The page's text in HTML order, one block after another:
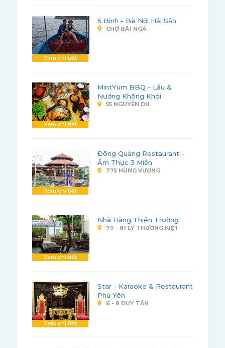
Xem chi tiết
5 Binh - Bè Nổi Hải Sản
CHỢ BÃI NGÀ
Xem chi tiết
MintYum BBQ - Lẩu &
Nướng Không Khói
55 NGUYỄN DU
Xem chi tiết
Đông Quảng Restaurant -
Ẩm Thực 3 Miền
775 HÙNG VƯƠNG
Xem chi tiết
Nhà Hàng Thiên Trường
79 - 81 LÝ THƯỜNG KIỆT
Xem chi tiết
Star - Karaoke & Restaurant
Phú Yên
6 - 8 DUY TÂN